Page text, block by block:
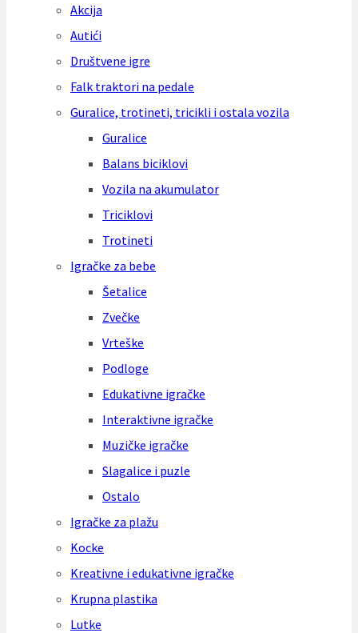
Akcija
Autići
Društvene igre
Falk traktori na pedale
Guralice, trotineti, tricikli i ostala vozila
Guralice
Balans biciklovi
Vozila na akumulator
Triciklovi
Trotineti
Igračke za bebe
Šetalice
Zvečke
Vrteške
Podloge
Edukativne igračke
Interaktivne igračke
Muzičke igračke
Slagalice i puzle
Ostalo
Igračke za plažu
Kocke
Kreativne i edukativne igračke
Krupna plastika
Lutke